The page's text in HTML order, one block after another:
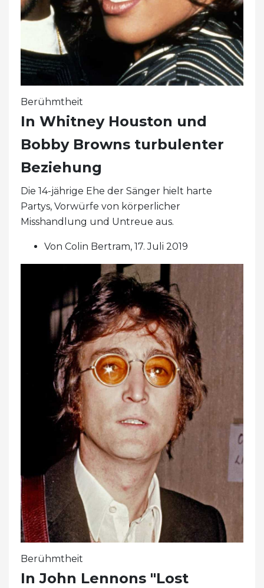
Berühmtheit
In Whitney Houston und
Bobby Browns turbulenter
Beziehung
Die 14-jährige Ehe der Sänger hielt harte
Partys, Vorwürfe von körperlicher
Misshandlung und Untreue aus.
Von Colin Bertram, 17. Juli 2019
Berühmtheit
In John Lennons "Lost